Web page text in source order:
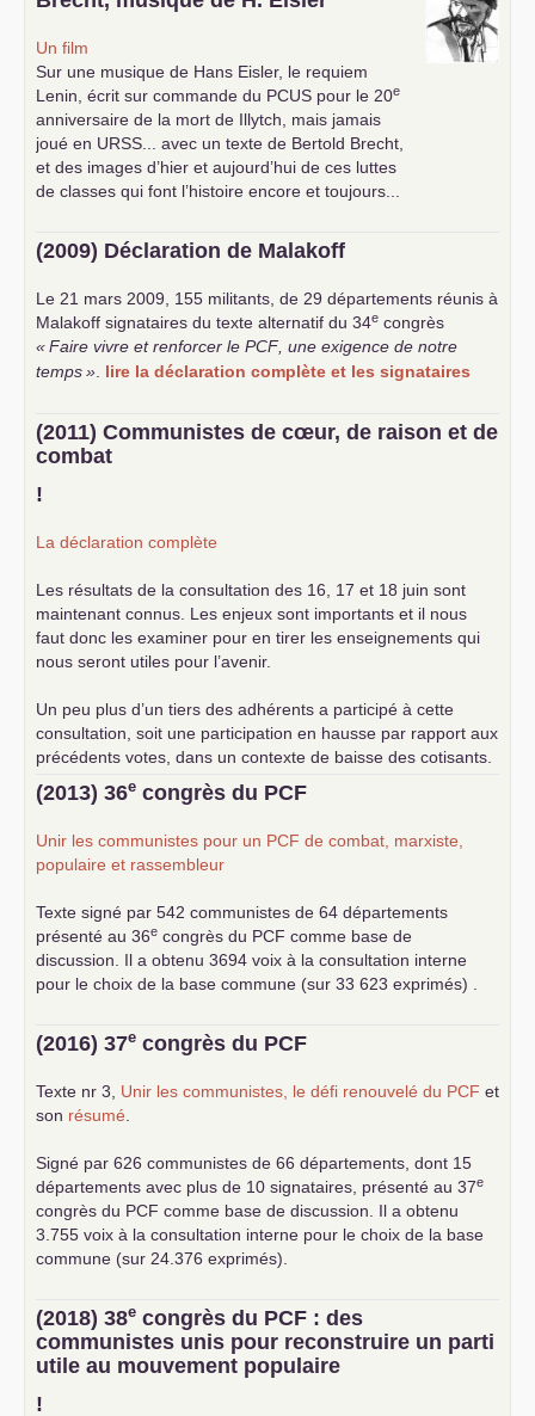
Un film
Sur une musique de Hans Eisler, le requiem
Lenin, écrit sur commande du PCUS pour le 20e
anniversaire de la mort de Illytch, mais jamais
joué en URSS ... avec un texte de Bertold Brecht,
et des images d’hier et aujourd’hui de ces luttes
de classes qui font l’histoire encore et toujours...
(2009) Déclaration de Malakoff
Le 21 mars 2009, 155 militants, de 29 départements réunis à
Malakoff signataires du texte alternatif du 34e congrès
«Faire vivre et renforcer le PCF , une exigence de notre
temps» lire la déclaration complète et les signataires
(2011) Communistes de cœur, de raison et de
combat
!
La déclaration complète
Les résultats de la consultation des 16, 17 et 18 juin sont
maintenant connus. Les enjeux sont importants et il nous
faut donc les examiner pour en tirer les enseignements qui
nous seront utiles pour l’avenir.
Un peu plus d’un tiers des adhérents a participé à cette
consultation, soit une participation en hausse par rapport aux
précédents votes, dans un contexte de baisse des cotisants.
... lire la suite
(2013) 36e congrès du PCF
Unir les communistes pour un PCF de combat, marxiste,
populaire et rassembleur
Texte signé par 542 communistes de 64 départements
présenté au 36e congrès du PCF comme base de
discussion. Il a obtenu 3694 voix à la consultation interne
pour le choix de la base commune (sur 33 623 exprimés) .
(2016) 37e congrès du PCF
Texte nr 3, Unir les communistes, le défi renouvelé du PCF et
son résumé
Signé par 626 communistes de 66 départements, dont 15
départements avec plus de 10 signataires, présenté au 37e
congrès du PCF comme base de discussion. Il a obtenu
3.755 voix à la consultation interne pour le choix de la base
commune (sur 24.376 exprimés).
(2018) 38e congrès du PCF : des
communistes unis pour reconstruire un parti
utile au mouvement populaire
!